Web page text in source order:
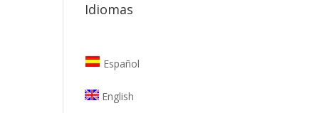
Idiomas
Español
English